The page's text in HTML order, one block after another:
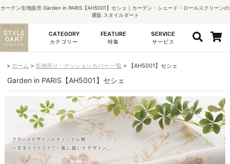
カーテン生地販売 Garden in PARIS【AH5001】セシェ｜カーテン・シェード・ロールスクリーンの
通販 スタイルダート
CATEGORY
カテゴリー
FEATURE
特集
SERVICE
サービス
ホーム 生地売り・クッションカバー 一覧 【AH5001】セシェ
Garden in PARIS【AH5001】セシェ